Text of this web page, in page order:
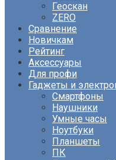
Геоскан
ZERO
Сравнение
Новичкам
Рейтинг
Аксессуары
Для профи
Гаджеты и
Смартфоны
Наушники
Умные часы
Ноутбуки
Планшеты
ПК